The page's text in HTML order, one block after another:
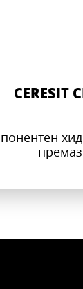
CERESIT
премаз